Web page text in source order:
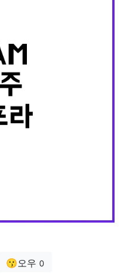
😗오우 0